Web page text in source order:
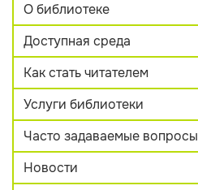
О библиотеке
Доступная среда
Как стать читателем
Услуги библиотеки
Часто задаваемые вопросы
Новости